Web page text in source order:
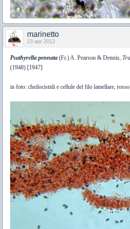
marinetto
23 apr 2012
Psathyrella pennata (Fr.) A. Pearson & Dennis,
(1948) [1947]
in foto: cheilocistidi e cellule del filo lamellare,